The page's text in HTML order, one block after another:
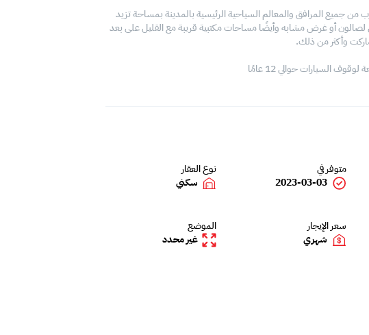
من جميع المرافق والمعالم السياحية الرئيسية بالمدينة بمساحة تزيد
لصالون أو غرض مشابه وأيضًا مساحات مكتبية قريبة مع القليل على بعد
وأكثر من ذلك.
السيارات حوالي 12 عامًا
متوفر في
2023-03-03
نوع العقار
سكني
سعر الإيجار
شهري
الموضع
غير محدد